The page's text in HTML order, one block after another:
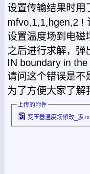
设置传输结果时用
mfvo,1,1,hgen,2 !
设置温度场到电磁
之后进行求解，
IN boundary in
请问这个错误是不
为了方便大家了解
上传的附件
变压器温度场修改_汲